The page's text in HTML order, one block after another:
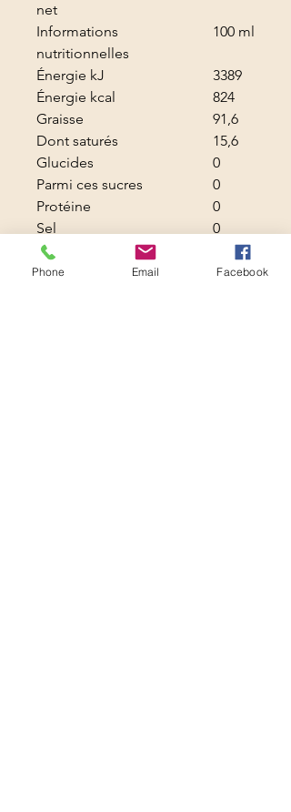
net
Informations
nutritionnelles
100 ml
Énergie kJ
3389
Énergie kcal
824
Graisse
91,6
Dont saturés
15,6
Glucides
0
Parmi ces sucres
0
Protéine
0
Sel
0
fournisseur : PRODUCTS FROM
Phone Email Facebook